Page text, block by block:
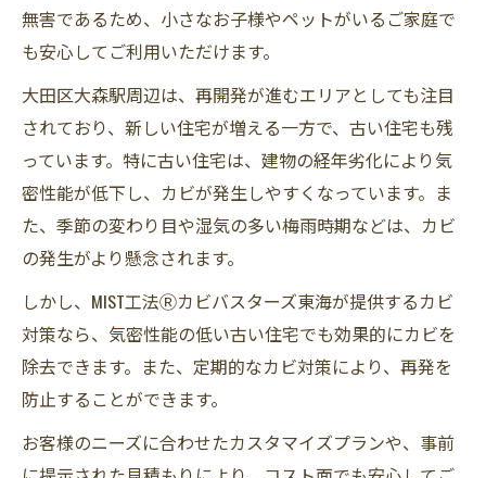
無害であるため、小さなお子様やペットがいるご家庭で
も安心してご利用いただけます。
大田区大森駅周辺は、再開発が進むエリアとしても注目
されており、新しい住宅が増える一方で、古い住宅も残
っています。特に古い住宅は、建物の経年劣化により気
密性能が低下し、カビが発生しやすくなっています。ま
た、季節の変わり目や湿気の多い梅雨時期などは、カビ
の発生がより懸念されます。
しかし、MIST工法Ⓡカビバスターズ東海が提供するカビ
対策なら、気密性能の低い古い住宅でも効果的にカビを
除去できます。また、定期的なカビ対策により、再発を
防止することができます。
お客様のニーズに合わせたカスタマイズプランや、事前